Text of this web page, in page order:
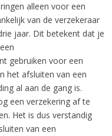
alleen voor een
van de verzekeraar
jaar. Dit betekent dat je
gebruiken voor een
het afsluiten van een
al aan de gang is.
een verzekering af te
Het is dus verstandig
van een